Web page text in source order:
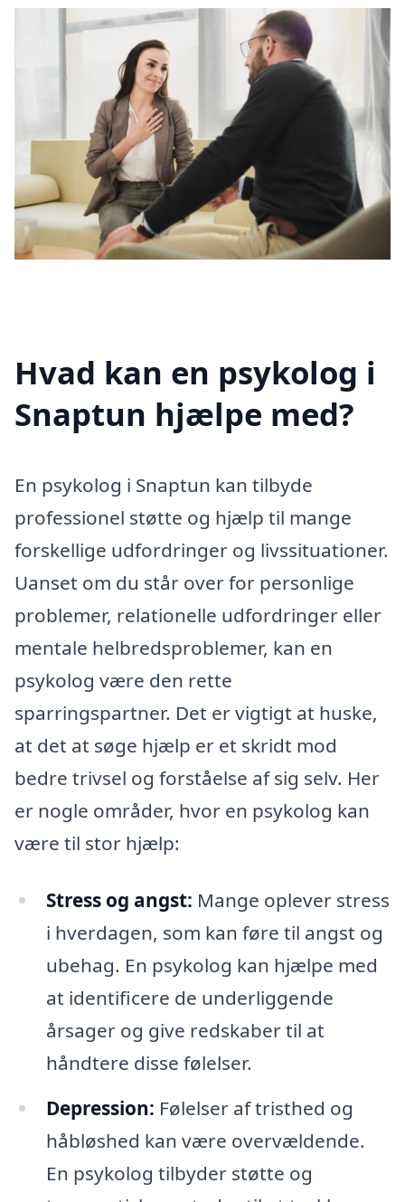
Hvad kan en psykolog i
Snaptun hjælpe med?
En psykolog i Snaptun kan tilbyde
professionel støtte og hjælp til mange
forskellige udfordringer og livssituationer.
Uanset om du står over for personlige
problemer, relationelle udfordringer eller
mentale helbredsproblemer, kan en
psykolog være den rette
sparringspartner. Det er vigtigt at huske,
at det at søge hjælp er et skridt mod
bedre trivsel og forståelse af sig selv. Her
er nogle områder, hvor en psykolog kan
være til stor hjælp:
Stress og angst: Mange oplever stress
i hverdagen, som kan føre til angst og
ubehag. En psykolog kan hjælpe med
at identificere de underliggende
årsager og give redskaber til at
håndtere disse følelser.
Depression: Følelser af tristhed og
håbløshed kan være overvældende.
En psykolog tilbyder støtte og